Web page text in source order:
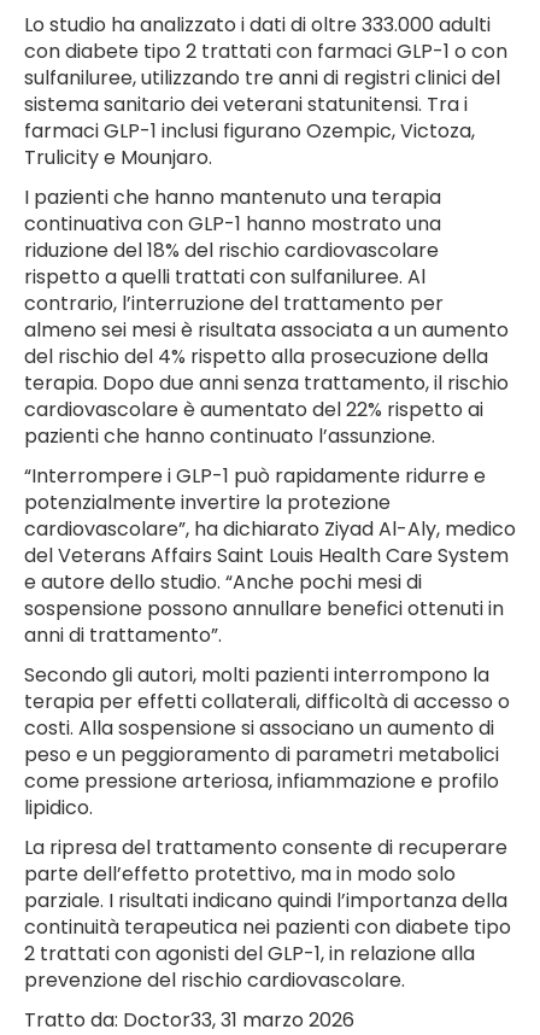
Lo studio ha analizzato i dati di oltre 333.000 adulti
con diabete tipo 2 trattati con farmaci GLP-1 o con
sulfaniluree, utilizzando tre anni di registri clinici del
sistema sanitario dei veterani statunitensi. Tra i
farmaci GLP-1 inclusi figurano Ozempic, Victoza,
Trulicity e Mounjaro.
I pazienti che hanno mantenuto una terapia
continuativa con GLP-1 hanno mostrato una
riduzione del 18% del rischio cardiovascolare
rispetto a quelli trattati con sulfaniluree. Al
contrario, l’interruzione del trattamento per
almeno sei mesi è risultata associata a un aumento
del rischio del 4% rispetto alla prosecuzione della
terapia. Dopo due anni senza trattamento, il rischio
cardiovascolare è aumentato del 22% rispetto ai
pazienti che hanno continuato l’assunzione.
“Interrompere i GLP-1 può rapidamente ridurre e
potenzialmente invertire la protezione
cardiovascolare”, ha dichiarato Ziyad Al-Aly, medico
del Veterans Affairs Saint Louis Health Care System
e autore dello studio. “Anche pochi mesi di
sospensione possono annullare benefici ottenuti in
anni di trattamento”.
Secondo gli autori, molti pazienti interrompono la
terapia per effetti collaterali, difficoltà di accesso o
costi. Alla sospensione si associano un aumento di
peso e un peggioramento di parametri metabolici
come pressione arteriosa, infiammazione e profilo
lipidico.
La ripresa del trattamento consente di recuperare
parte dell’effetto protettivo, ma in modo solo
parziale. I risultati indicano quindi l’importanza della
continuità terapeutica nei pazienti con diabete tipo
2 trattati con agonisti del GLP-1, in relazione alla
prevenzione del rischio cardiovascolare.
Tratto da: Doctor33, 31 marzo 2026